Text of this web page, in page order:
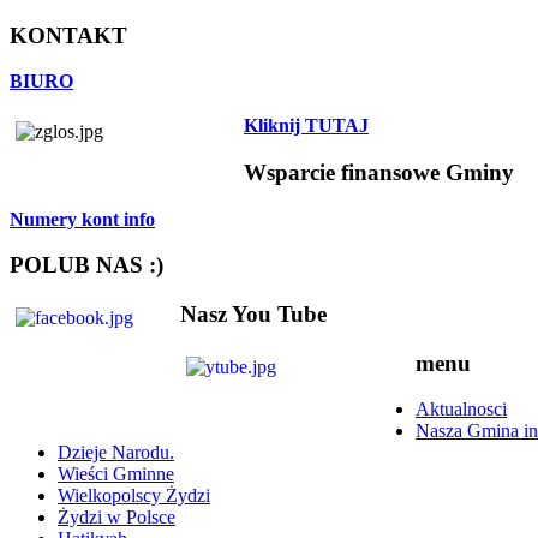
KONTAKT
BIURO
Kliknij TUTAJ
Wsparcie finansowe Gminy
Numery kont info
POLUB NAS :)
Nasz You Tube
menu
Aktualnosci
Nasza Gmina
Dzieje Narodu.
Wieści Gminne
Wielkopolscy Żydzi
Żydzi w Polsce